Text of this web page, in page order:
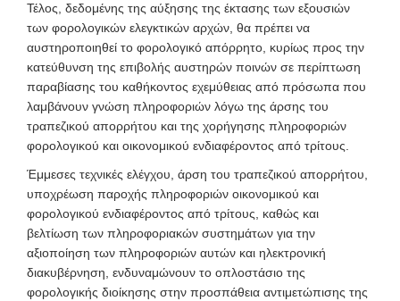
Τέλος, δεδομένης της αύξησης της έκτασης των εξουσιών
των φορολογικών ελεγκτικών αρχών, θα πρέπει να
αυστηροποιηθεί το φορολογικό απόρρητο, κυρίως προς την
κατεύθυνση της επιβολής αυστηρών ποινών σε περίπτωση
παραβίασης του καθήκοντος εχεμύθειας από πρόσωπα που
λαμβάνουν γνώση πληροφοριών λόγω της άρσης του
τραπεζικού απορρήτου και της χορήγησης πληροφοριών
φορολογικού και οικονομικού ενδιαφέροντος από τρίτους.
Έμμεσες τεχνικές ελέγχου, άρση του τραπεζικού απορρήτου,
υποχρέωση παροχής πληροφοριών οικονομικού και
φορολογικού ενδιαφέροντος από τρίτους, καθώς και
βελτίωση των πληροφοριακών συστημάτων για την
αξιοποίηση των πληροφοριών αυτών και ηλεκτρονική
διακυβέρνηση, ενδυναμώνουν το οπλοστάσιο της
φορολογικής διοίκησης στην προσπάθεια αντιμετώπισης της